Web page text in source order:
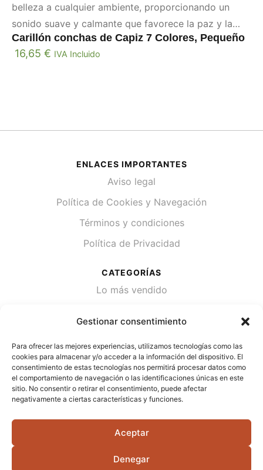
Gestionar consentimiento
Para ofrecer las mejores experiencias, utilizamos tecnologías como las
cookies para almacenar y/o acceder a la información del dispositivo. El
consentimiento de estas tecnologías nos permitirá procesar datos como
el comportamiento de navegación o las identificaciones únicas en este
sitio. No consentir o retirar el consentimiento, puede afectar
negativamente a ciertas características y funciones.
Aceptar
Denegar
belleza a cualquier ambiente, proporcionando un
sonido suave y calmante que favorece la paz y la
tranquilidad.
Carillón conchas de Capiz 7 Colores, Pequeño
16,65 € IVA Incluido
ENLACES IMPORTANTES
Aviso legal
Política de Cookies y Navegación
Términos y condiciones
Política de Privacidad
CATEGORÍAS
Lo más vendido
Desinfección de agua
CONTACTA
Cami Primera Marrada, SN, 25600, Balaguer
info@jardipamies.com
621 238 242